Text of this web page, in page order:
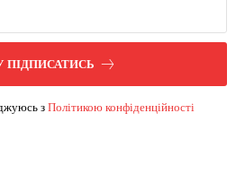
ПІДПИСАТИСЬ
з Політикою конфіденційності